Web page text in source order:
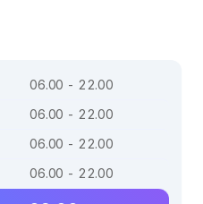
06.00 - 22.00
06.00 - 22.00
06.00 - 22.00
06.00 - 22.00